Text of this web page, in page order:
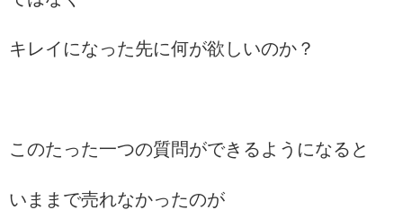
キレイになった先に何が欲しいのか？
このたった一つの質問ができるようになると
いままで売れなかったのが